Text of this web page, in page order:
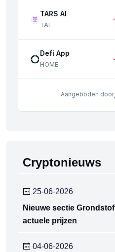
Cryptonieuws
25-06-2026
Nieuwe sectie
actuele prijzen
04-06-2026